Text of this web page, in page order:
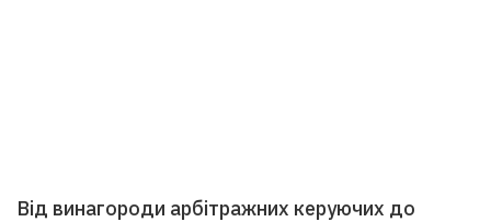
Від винагороди арбітражних керуючих до